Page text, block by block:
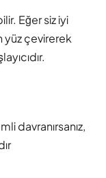
Eğer siz iyi
yüz çevirerek
davranırsanız,